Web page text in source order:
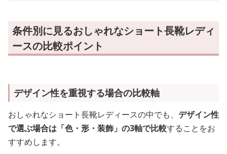
条件別に見るおしゃれなショート長靴レディ
ースの比較ポイント
デザイン性を重視する場合の比較軸
おしゃれなショート長靴レディースの中でも、 デザイン性
で選ぶ場合は「色・形・装飾」の3軸で比較することをお
すすめします。